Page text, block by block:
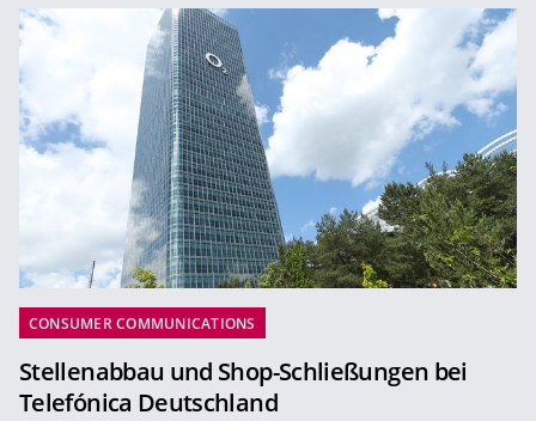
CONSUMER COMMUNICATIONS
Stellenabbau und Shop-Schließungen bei
Telefónica Deutschland